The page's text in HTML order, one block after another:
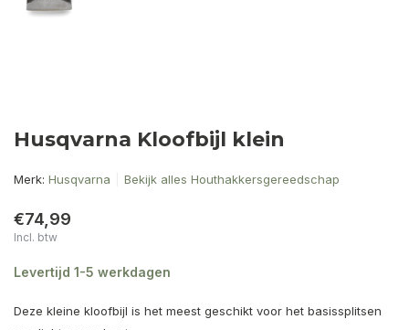
Husqvarna Kloofbijl klein
Merk: Husqvarna Bekijk alles Houthakkersgereedschap
€74,99
Incl. btw
Levertijd 1-5 werkdagen
Deze kleine kloofbijl is het meest geschikt voor het basissplitsen